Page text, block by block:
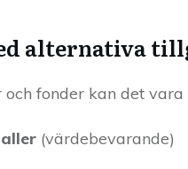
alternativa
fonder kan det
(värdebevarande)